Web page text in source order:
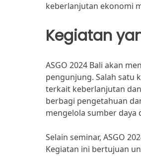
keberlanjutan ekonomi
Kegiatan
ASGO 2024 Bali akan
pengunjung. Salah satu
terkait keberlanjutan
berbagi pengetahuan
mengelola sumber daya
Selain seminar, ASGO
Kegiatan ini bertujuan